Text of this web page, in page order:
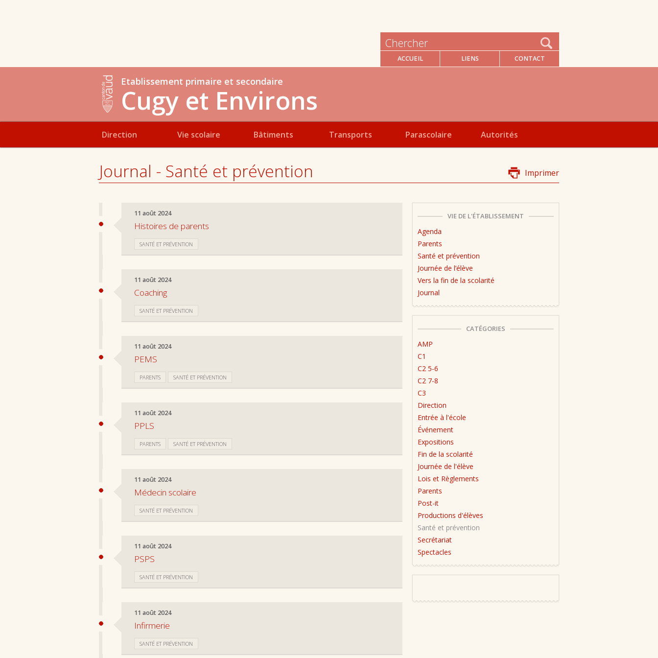
ACCUEIL LIENS CONTACT
Etablissement primaire et secondaire
Cugy et Environs
Direction Vie scolaire Bâtiments Transports Parascolaire Autorités
Journal - Santé et prévention Imprimer
11 août 2024
Histoires de parents
SANTÉ ET PRÉVENTION
11 août 2024
Coaching
SANTÉ ET PRÉVENTION
11 août 2024
PEMS
PARENTS SANTÉ ET PRÉVENTION
11 août 2024
PPLS
PARENTS SANTÉ ET PRÉVENTION
11 août 2024
Médecin scolaire
SANTÉ ET PRÉVENTION
11 août 2024
PSPS
SANTÉ ET PRÉVENTION
11 août 2024
Infirmerie
SANTÉ ET PRÉVENTION
VIE DE L'ÉTABLISSEMENT
Agenda
Parents
Santé et prévention
Journée de l’élève
Vers la fin de la scolarité
Journal
CATÉGORIES
AMP
C1
C2 5-6
C2 7-8
C3
Direction
Entrée à l'école
Événement
Expositions
Fin de la scolarité
Journée de l'élève
Lois et Règlements
Parents
Post-it
Productions d'élèves
Santé et prévention
Secrétariat
Spectacles